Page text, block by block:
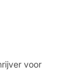
voor